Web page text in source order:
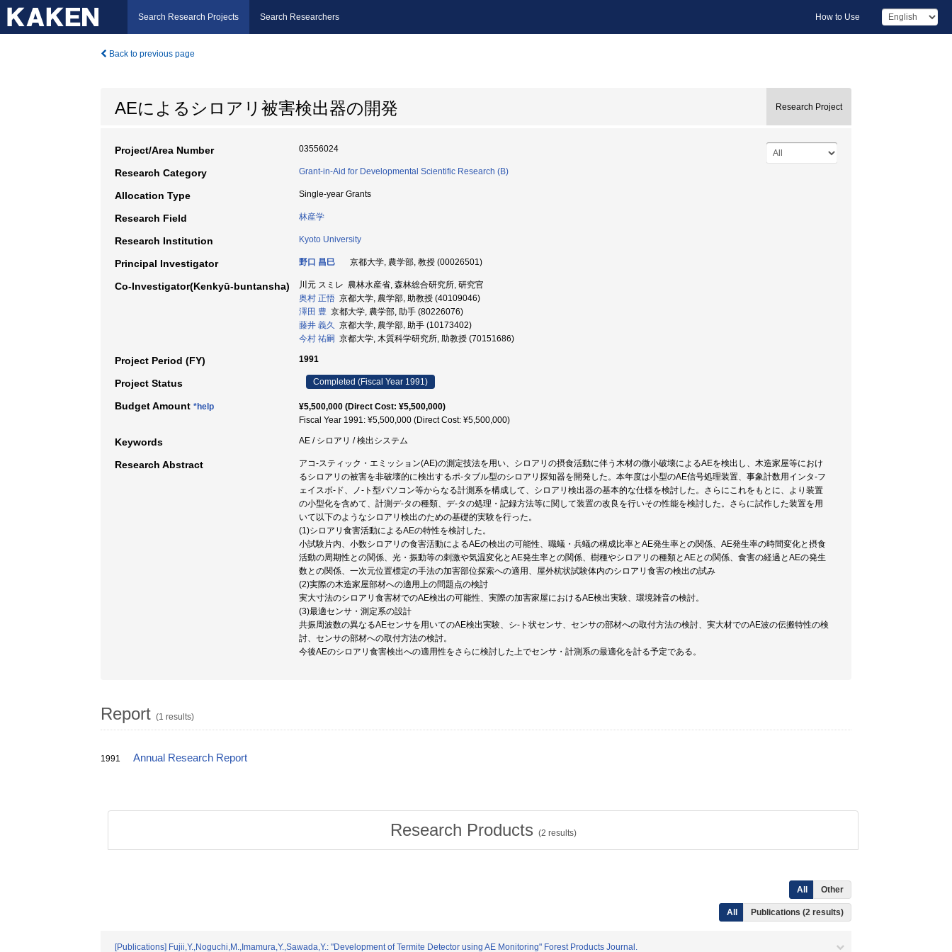
Search Research Projects Search Researchers How to Use
Back to previous page
AEによるシロアリ被害検出器の開発 Research Project
Project/Area Number 03556024
Research Category Grant-in-Aid for Developmental Scientific Research (B)
Allocation Type Single-year Grants
Research Field 林産学
Research Institution Kyoto University
Principal Investigator 野口 昌巳 京都大学, 農学部, 教授 (00026501)
Co-Investigator(Kenkyū-buntansha)
川元 スミレ 農林水産省, 森林総合研究所, 研究官
奥村 正悟 京都大学, 農学部, 助教授 (40109046)
澤田 豊 京都大学, 農学部, 助手 (80226076)
藤井 義久 京都大学, 農学部, 助手 (10173402)
今村 祐嗣 京都大学, 木質科学研究所, 助教授 (70151686)
Project Period (FY) 1991
Project Status Completed (Fiscal Year 1991)
Budget Amount *help
¥5,500,000 (Direct Cost: ¥5,500,000)
Fiscal Year 1991: ¥5,500,000 (Direct Cost: ¥5,500,000)
Keywords AE / シロアリ / 検出システム
Research Abstract
アコ-スティック・エミッション(AE)の測定技法を用い、シロアリの摂食活動に伴う木材の微小破壊によるAEを検出し、木造家屋等におけ
るシロアリの被害を非破壊的に検出するポ-タブル型のシロアリ探知器を開発した。本年度は小型のAE信号処理装置、事象計数用インタ-フ
ェイスボ-ド、ノ-ト型パソコン等からなる計測系を構成して、シロアリ検出器の基本的な仕様を検討した。さらにこれをもとに、より装置
の小型化を含めて、計測デ-タの種類、デ-タの処理・記録方法等に関して装置の改良を行いその性能を検討した。さらに試作した装置を用
いて以下のようなシロアリ検出のための基礎的実験を行った。
(1)シロアリ食害活動によるAEの特性を検討した。
小試験片内、小数シロアリの食害活動によるAEの検出の可能性、職蟻・兵蟻の構成比率とAE発生率との関係、AE発生率の時間変化と摂食
活動の周期性との関係、光・振動等の刺激や気温変化とAE発生率との関係、樹種やシロアリの種類とAEとの関係、食害の経過とAEの発生
数との関係、一次元位置標定の手法の加害部位探索への適用、屋外杭状試験体内のシロアリ食害の検出の試み
(2)実際の木造家屋部材への適用上の問題点の検討
実大寸法のシロアリ食害材でのAE検出の可能性、実際の加害家屋におけるAE検出実験、環境雑音の検討。
(3)最適センサ・測定系の設計
共振周波数の異なるAEセンサを用いてのAE検出実験、シ-ト状センサ、センサの部材への取付方法の検討、実大材でのAE波の伝搬特性の検
討、センサの部材への取付方法の検討。
今後AEのシロアリ食害検出への適用性をさらに検討した上でセンサ・計測系の最適化を計る予定である。
Report (1 results)
1991 Annual Research Report
Research Products (2 results)
All Other
All Publications (2 results)
[Publications] Fujii,Y.,Noguchi,M.,Imamura,Y.,Sawada,Y.: "Development of Termite Detector using AE Monitoring" Forest Products Journal.